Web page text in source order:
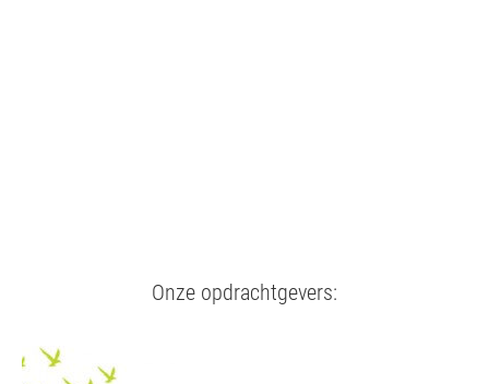
Onze opdrachtgevers: